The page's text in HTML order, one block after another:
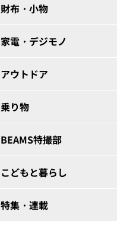
財布・小物
家電・デジモノ
アウトドア
乗り物
BEAMS特撮部
こどもと暮らし
特集・連載